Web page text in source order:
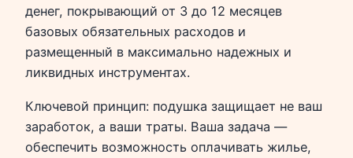
денег, покрывающий от 3 до 12 месяцев
базовых обязательных расходов и
размещенный в максимально надежных и
ликвидных инструментах.
Ключевой принцип: подушка защищает не ваш
заработок, а ваши траты. Ваша задача —
обеспечить возможность оплачивать жилье,